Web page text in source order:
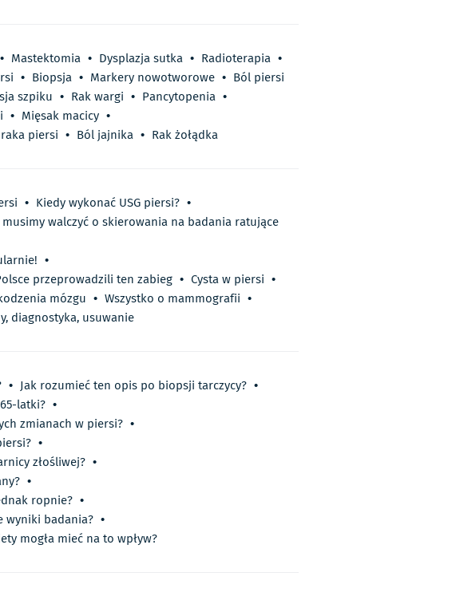
• Mastektomia • Dysplazja sutka • Radioterapia •
• Biopsja • Markery nowotworowe • Ból piersi
szpiku • Rak wargi • Pancytopenia •
• Mięsak macicy •
piersi • Ból jajnika • Rak żołądka
• Kiedy wykonać USG piersi? •
walczyć o skierowania na badania ratujące
•
przeprowadzili ten zabieg • Cysta w piersi •
mózgu • Wszystko o mammografii •
diagnostyka, usuwanie
• Jak rozumieć ten opis po biopsji tarczycy? •
latki? •
zmianach w piersi? •
•
złośliwej? •
•
ropnie? •
wyniki badania? •
mogła mieć na to wpływ?